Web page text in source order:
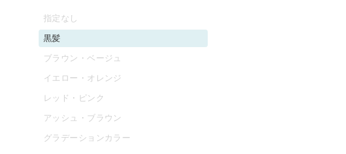
指定なし
黒髪
ブラウン・ベージュ
イエロー・オレンジ
レッド・ピンク
アッシュ・ブラウン
グラデーションカラー